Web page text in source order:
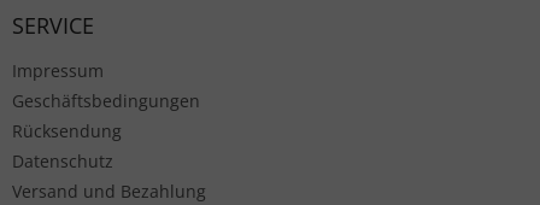
SERVICE
Impressum
Geschäftsbedingungen
Rücksendung
Datenschutz
Versand und Bezahlung